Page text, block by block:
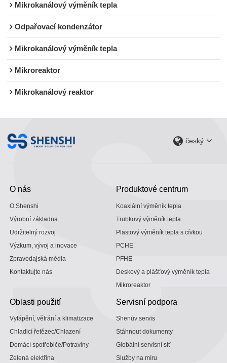
Mikrokanálový výměník tepla
Odpařovací kondenzátor
Mikrokanálový výměník tepla
Mikroreaktor
Mikrokanálový reaktor
český
O nás
O Shenshi
Výrobní základna
Udržitelný rozvoj
Výzkum, vývoj a inovace
Zpravodajská média
Kontaktujte nás
Produktové centrum
Koaxiální výměník tepla
Trubkový výměník tepla
Plastový výměník tepla s cívkou
PCHE
PFHE
Deskový a plášťový výměník tepla
Mikroreaktor
Oblasti použití
Vytápění, větrání a klimatizace
Chladicí řetězec/Chlazení
Domácí spotřebiče/Potraviny
Zelená elektřina
Servisní podpora
Shenův servis
Stáhnout dokumenty
Globální servisní síť
Služby na míru